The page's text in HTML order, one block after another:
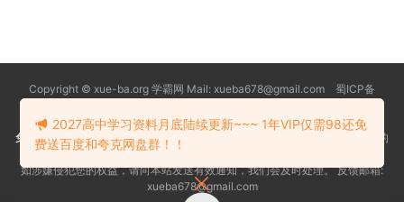
Copyright © xue-ba.org 学霸网 Mail: xueba678@gmail.com 蜀ICP备
常见问题
更新日志 忘记密码本站推荐浏览器：Edge浏览器
免责声明：本站资源均搜索自互联网和网友分享,仅供大家学习交流,不对资料的
真实性和安全性负责！
如涉嫌侵犯您的权益，请向本站发送有效通知，我们会及时处理。 反馈邮箱:
xueba678@gmail.com
2027高中学习资料月底陆续更新~~~ 1年VIP仅需98还免
费送百度和夸克网盘群！！